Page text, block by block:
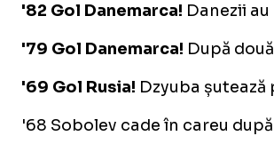
'82 Gol Danemarca! Danezii
'79 Gol Danemarca! După
'69 Gol Rusia! Dzyuba
'68 Sobolev cade în careu